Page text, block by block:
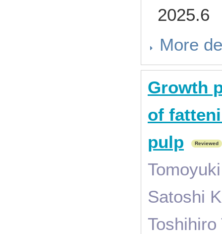
2025.6
More
Growth
of
pulp
Reviewed
Satoshi
Toshihiro